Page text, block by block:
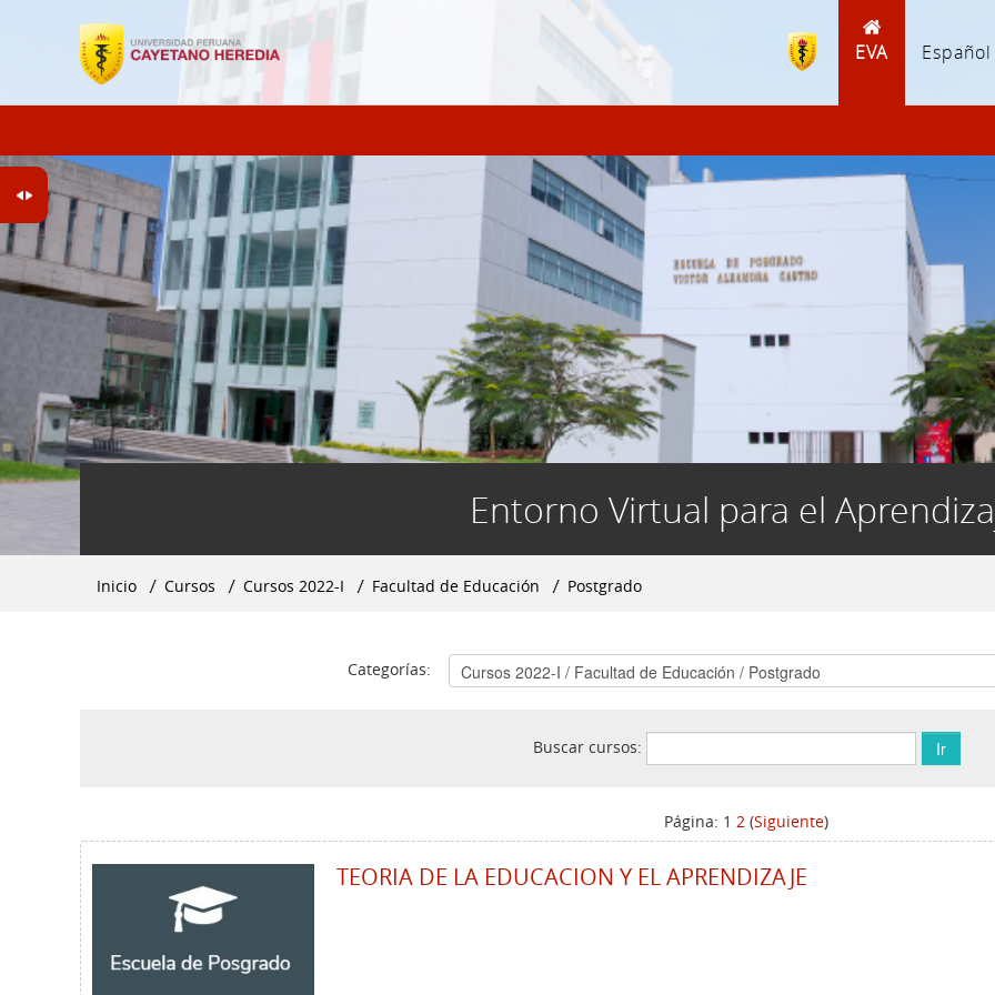
EVA
Entorno Virtual para el
Inicio ▶︎ Cursos ▶︎ Cursos 2022-I ▶︎ Facultad de Educación ▶︎ Postgrado
Categorías:
Buscar cursos:
Página: 1 2 (Siguiente)
TEORIA DE LA EDUCACION Y EL APRENDIZAJE